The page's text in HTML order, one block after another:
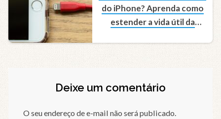
do iPhone? Aprenda como
estender a vida útil da
Deixe um comentário
O seu endereço de e-mail não será publicado.